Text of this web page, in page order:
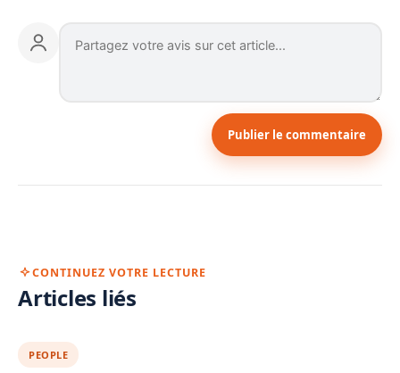
Publier le commentaire
CONTINUEZ VOTRE LECTURE
Articles liés
PEOPLE